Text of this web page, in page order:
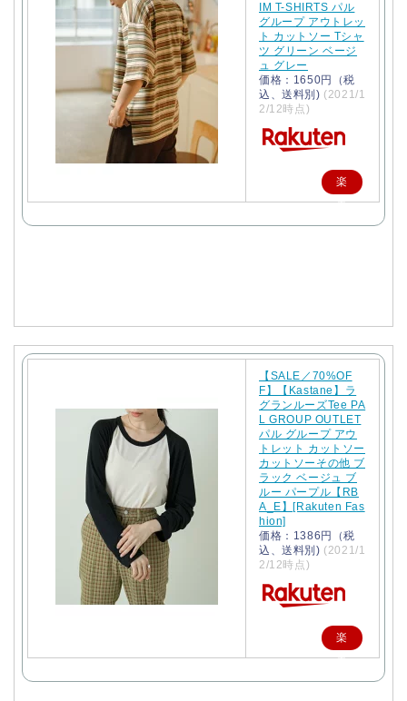
IM T-SHIRTS パル
グループ アウトレッ
ト カットソー Tシャ
ツ グリーン ベージ
ュ グレー
価格：1650円（税
込、送料別) (2021/1
2/12時点)
楽
天
【SALE／70%OF
F】【Kastane】ラ
グランルーズTee PA
L GROUP OUTLET
パル グループ アウ
トレット カットソー
カットソーその他 ブ
ラック ベージュ ブ
ルー パープル【RB
A_E】[Rakuten Fas
hion]
価格：1386円（税
込、送料別) (2021/1
2/12時点)
楽
天